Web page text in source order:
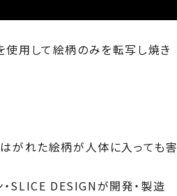
使用して絵柄のみを転写し焼き
がれた絵柄が人体に入っても害
SLICE DESIGNが開発・製造